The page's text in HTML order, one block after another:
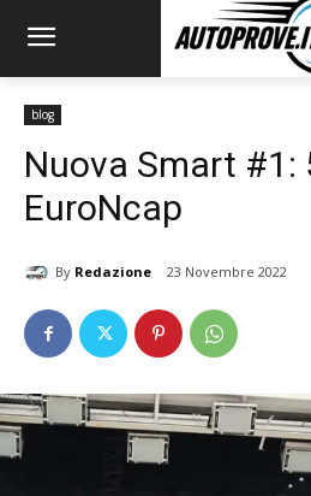
blog
Nuova Smart #1:
EuroNcap
By Redazione 23 Novembre 2022